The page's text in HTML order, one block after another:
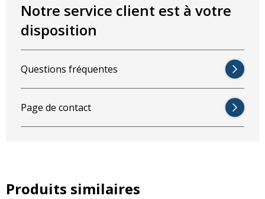
Notre service client est à votre
disposition
Questions fréquentes
Page de contact
Produits similaires